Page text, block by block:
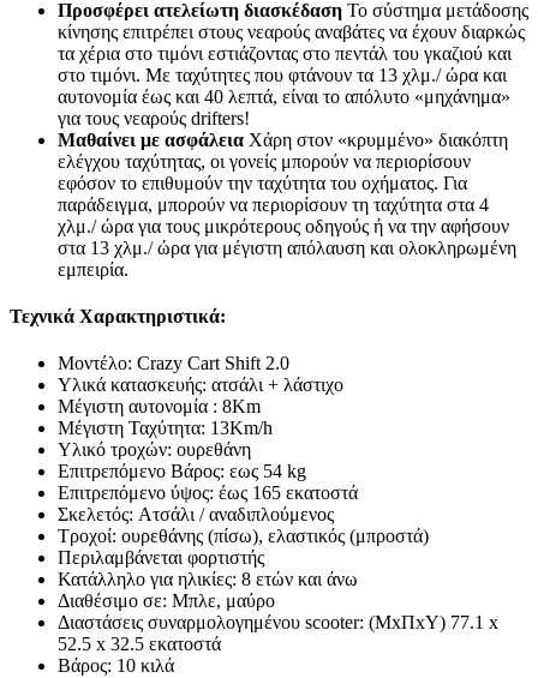
Προσφέρει ατελείωτη διασκέδαση Το σύστημα μετάδοσης
κίνησης επιτρέπει στους νεαρούς αναβάτες να έχουν διαρκώς
τα χέρια στο τιμόνι εστιάζοντας στο πεντάλ του γκαζιού και
στο τιμόνι. Με ταχύτητες που φτάνουν τα 13 χλμ./ ώρα και
αυτονομία έως και 40 λεπτά, είναι το απόλυτο «μηχάνημα»
για τους νεαρούς drifters!
Μαθαίνει με ασφάλεια Χάρη στον «κρυμμένο» διακόπτη
ελέγχου ταχύτητας, οι γονείς μπορούν να περιορίσουν
εφόσον το επιθυμούν την ταχύτητα του οχήματος. Για
παράδειγμα, μπορούν να περιορίσουν τη ταχύτητα στα 4
χλμ./ ώρα για τους μικρότερους οδηγούς ή να την αφήσουν
στα 13 χλμ./ ώρα για μέγιστη απόλαυση και ολοκληρωμένη
εμπειρία.
Τεχνικά Χαρακτηριστικά:
Μοντέλο: Crazy Cart Shift 2.0
Υλικά κατασκευής: ατσάλι + λάστιχο
Μέγιστη αυτονομία : 8Km
Μέγιστη Ταχύτητα: 13Km/h
Υλικό τροχών: ουρεθάνη
Επιτρεπόμενο Βάρος: εως 54 kg
Επιτρεπόμενο ύψος: έως 165 εκατοστά
Σκελετός: Aτσάλι / αναδιπλούμενος
Τροχοί: ουρεθάνης (πίσω), ελαστικός (μπροστά)
Περιλαμβάνεται φορτιστής
Κατάλληλο για ηλικίες: 8 ετών και άνω
Διαθέσιμο σε: Μπλε, μαύρο
Διαστάσεις συναρμολογημένου scooter: (MxΠxΥ) 77.1 x
52.5 x 32.5 εκατοστά
Βάρος: 10 κιλά